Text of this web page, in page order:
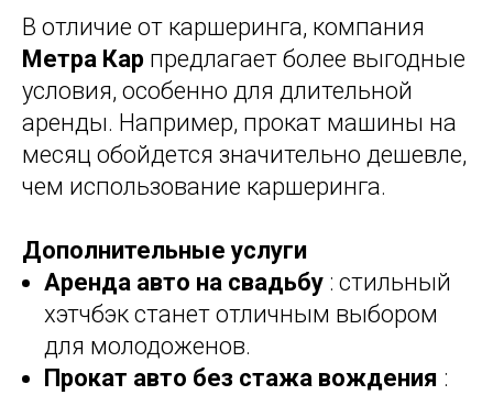
В отличие от каршеринга, компания
Метра Кар предлагает более выгодные
условия, особенно для длительной
аренды. Например, прокат машины на
месяц обойдется значительно дешевле,
чем использование каршеринга.
Дополнительные услуги
Аренда авто на свадьбу : стильный
хэтчбэк станет отличным выбором
для молодоженов.
Прокат авто без стажа вождения :